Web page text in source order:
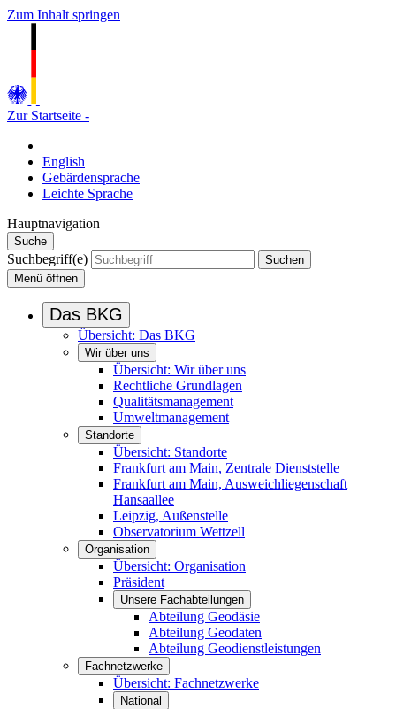
Zum Inhalt springen
Zur Startseite -
English
Gebärdensprache
Leichte Sprache
Hauptnavigation
Suche
Suchbegriff(e)
Suchen
Menü öffnen
Das BKG
Übersicht: Das BKG
Wir über uns
Übersicht: Wir über uns
Rechtliche Grundlagen
Qualitätsmanagement
Umweltmanagement
Standorte
Übersicht: Standorte
Frankfurt am Main, Zentrale Dienststelle
Frankfurt am Main, Ausweichliegenschaft
Hansaallee
Leipzig, Außenstelle
Observatorium Wettzell
Organisation
Übersicht: Organisation
Präsident
Unsere Fachabteilungen
Abteilung Geodäsie
Abteilung Geodaten
Abteilung Geodienstleistungen
Fachnetzwerke
Übersicht: Fachnetzwerke
National